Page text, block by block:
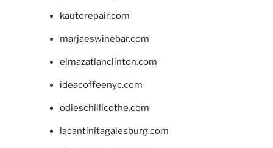
kautorepair.com
marjaeswinebar.com
elmazatlanclinton.com
ideacoffeenyc.com
odieschillicothe.com
lacantinitagalesburg.com